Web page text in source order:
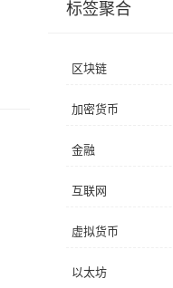
标签聚合
区块链
加密货币
金融
互联网
虚拟货币
以太坊